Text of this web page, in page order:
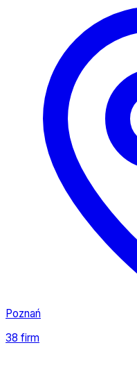
Poznań
38 firm